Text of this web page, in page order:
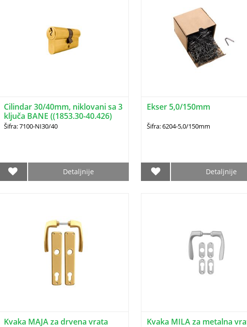
Cilindar 30/40mm, niklovani sa 3
ključa BANE ((1853.30-40.426)
Šifra: 7100-NI30/40
Detaljnije
Ekser 5,0/150mm
Šifra: 6204-5,0/150mm
Detaljnije
Kvaka MAJA za drvena vrata
Kvaka MILA za metalna